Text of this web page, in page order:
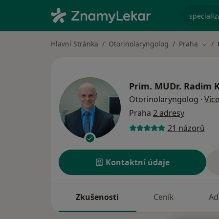
Hlavní Stránka Otorinolaryngolog Praha
Prim. MUDr. Radim
Otorinolaryngolog · Více
Praha 2 adresy
21 názorů
Kontaktní údaje
Zkušenosti Ceník